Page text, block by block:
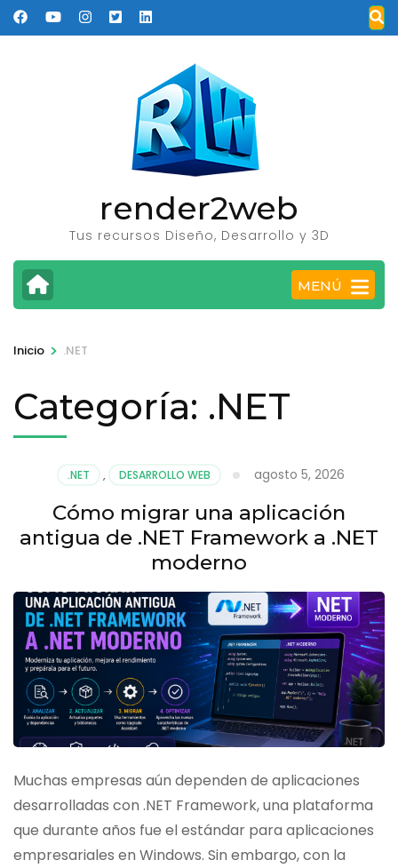
Saltar
al
render2web
Tus recursos Diseño, Desarrollo y 3D
MENÚ
Inicio > .NET
Categoría: .NET
.NET , DESARROLLO WEB agosto 5, 2026
Cómo migrar una aplicación
antigua de .NET Framework a .NET
moderno
Muchas empresas aún dependen de aplicaciones
desarrolladas con .NET Framework, una plataforma
que durante años fue el estándar para aplicaciones
empresariales en Windows. Sin embargo, con la